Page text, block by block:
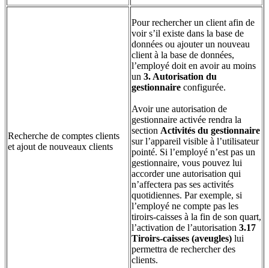
Recherche de comptes clients
et ajout de nouveaux clients
Pour rechercher un client afin de
voir s’il existe dans la base de
données ou ajouter un nouveau
client à la base de données,
l’employé doit en avoir au moins
un 3. Autorisation du
gestionnaire configurée.
Avoir une autorisation de
gestionnaire activée rendra la
section Activités du gestionnaire
sur l’appareil visible à l’utilisateur
pointé. Si l’employé n’est pas un
gestionnaire, vous pouvez lui
accorder une autorisation qui
n’affectera pas ses activités
quotidiennes. Par exemple, si
l’employé ne compte pas les
tiroirs-caisses à la fin de son quart,
l’activation de l’autorisation 3.17
Tiroirs-caisses (aveugles) lui
permettra de rechercher des
clients.